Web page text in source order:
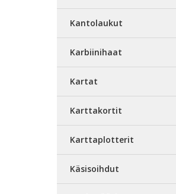
Kantolaukut
Karbiinihaat
Kartat
Karttakortit
Karttaplotterit
Käsisoihdut